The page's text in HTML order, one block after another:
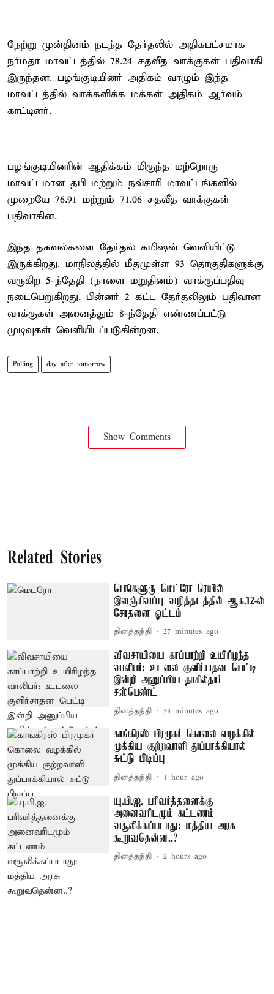
நேற்று முன்தினம் நடந்த தேர்தலில் அதிகபட்சமாக
நர்மதா மாவட்டத்தில் 78.24 சதவீத வாக்குகள் பதிவாகி
இருந்தன. பழங்குடியினர் அதிகம் வாழும் இந்த
மாவட்டத்தில் வாக்களிக்க மக்கள் அதிகம் ஆர்வம்
காட்டினர்.
பழங்குடியினரின் ஆதிக்கம் மிகுந்த மற்றொரு
மாவட்டமான தபி மற்றும் நவ்சாரி மாவட்டங்களில்
முறையே 76.91 மற்றும் 71.06 சதவீத வாக்குகள்
பதிவாகின.
இந்த தகவல்களை தேர்தல் கமிஷன் வெளியிட்டு
இருக்கிறது. மாநிலத்தில் மீதமுள்ள 93 தொகுதிகளுக்கு
வருகிற 5-ந்தேதி (நாளை மறுதினம்) வாக்குப்பதிவு
நடைபெறுகிறது. பின்னர் 2 கட்ட தேர்தலிலும் பதிவான
வாக்குகள் அனைத்தும் 8-ந்தேதி எண்ணப்பட்டு
முடிவுகள் வெளியிடப்படுகின்றன.
Polling day after tomorrow
Show Comments
Related Stories
பெங்களூரு மெட்ரோ ரெயில்
இளஞ்சிவப்பு வழித்தடத்தில் ஆக.12-ல்
சோதனை ஓட்டம்
தினத்தந்தி 27 minutes ago
விவசாயியை காப்பாற்றி உயிரிழந்த
வாலிபர்: உடலை குளிர்சாதன பெட்டி
இன்றி அனுப்பிய தாசில்தார்
சஸ்பெண்ட்
தினத்தந்தி 53 minutes ago
காங்கிரஸ் பிரமுகர் கொலை வழக்கில்
முக்கிய குற்றவாளி துப்பாக்கியால்
சுட்டு பிடிப்பு
தினத்தந்தி 1 hour ago
யு.பி.ஐ. பரிவர்த்தனைக்கு
அனைவரிடமும் கட்டணம்
வசூலிக்கப்படாது: மத்திய அரசு
கூறுவதென்ன..?
தினத்தந்தி 2 hours ago